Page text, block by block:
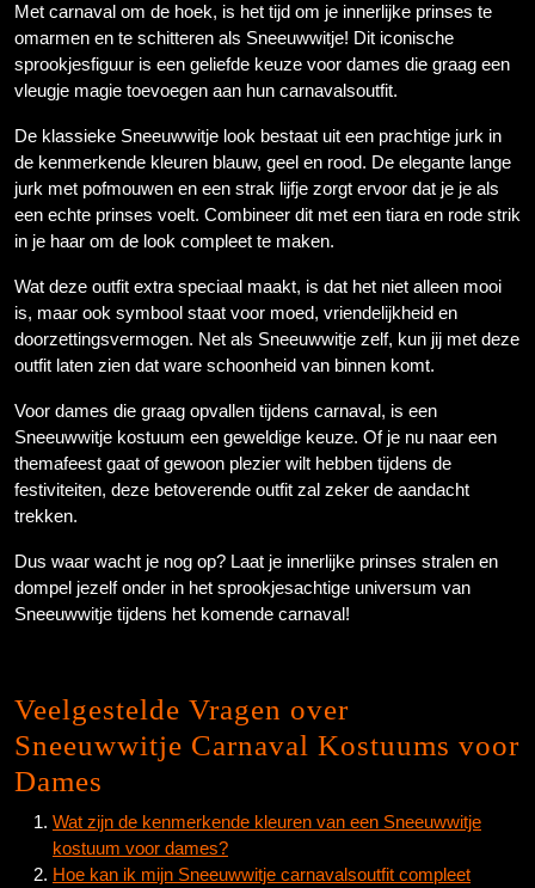
Met carnaval om de hoek, is het tijd om je innerlijke prinses te
omarmen en te schitteren als Sneeuwwitje! Dit iconische
sprookjesfiguur is een geliefde keuze voor dames die graag een
vleugje magie toevoegen aan hun carnavalsoutfit.
De klassieke Sneeuwwitje look bestaat uit een prachtige jurk in
de kenmerkende kleuren blauw, geel en rood. De elegante lange
jurk met pofmouwen en een strak lijfje zorgt ervoor dat je je als
een echte prinses voelt. Combineer dit met een tiara en rode strik
in je haar om de look compleet te maken.
Wat deze outfit extra speciaal maakt, is dat het niet alleen mooi
is, maar ook symbool staat voor moed, vriendelijkheid en
doorzettingsvermogen. Net als Sneeuwwitje zelf, kun jij met deze
outfit laten zien dat ware schoonheid van binnen komt.
Voor dames die graag opvallen tijdens carnaval, is een
Sneeuwwitje kostuum een geweldige keuze. Of je nu naar een
themafeest gaat of gewoon plezier wilt hebben tijdens de
festiviteiten, deze betoverende outfit zal zeker de aandacht
trekken.
Dus waar wacht je nog op? Laat je innerlijke prinses stralen en
dompel jezelf onder in het sprookjesachtige universum van
Sneeuwwitje tijdens het komende carnaval!
Veelgestelde Vragen over
Sneeuwwitje Carnaval Kostuums voor
Dames
Wat zijn de kenmerkende kleuren van een Sneeuwwitje
kostuum voor dames?
Hoe kan ik mijn Sneeuwwitje carnavalsoutfit compleet